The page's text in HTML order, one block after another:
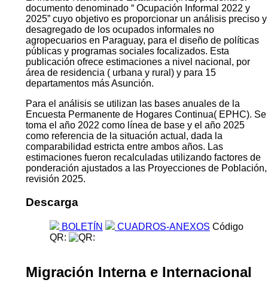
documento denominado “ Ocupación Informal 2022 y
2025” cuyo objetivo es proporcionar un análisis preciso y
desagregado de los ocupados informales no
agropecuarios en Paraguay, para el diseño de políticas
públicas y programas sociales focalizados. Esta
publicación ofrece estimaciones a nivel nacional, por
área de residencia ( urbana y rural) y para 15
departamentos más Asunción.
Para el análisis se utilizan las bases anuales de la
Encuesta Permanente de Hogares Continua( EPHC). Se
toma el año 2022 como línea de base y el año 2025
como referencia de la situación actual, dada la
comparabilidad estricta entre ambos años. Las
estimaciones fueron recalculadas utilizando factores de
ponderación ajustados a las Proyecciones de Población,
revisión 2025.
Descarga
BOLETÍN CUADROS-ANEXOS Código
QR:
Migración Interna e Internacional